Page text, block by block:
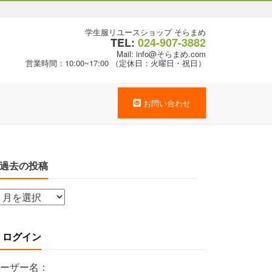
学生服リユースショップ そらまめ
TEL: 024-907-3882
Mail: info@そらまめ.com
営業時間：10:00~17:00 （定休日：火曜日・祝日）
お問い合わせ
過去の投稿
ログイン
ザー名：